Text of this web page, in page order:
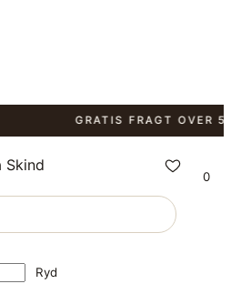
GRATIS FRAGT OVER 599
Ryd
0